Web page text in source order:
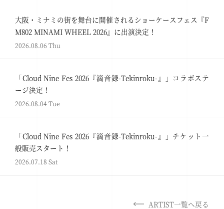
大阪・ミナミの街を舞台に開催されるショーケースフェス『F
M802 MINAMI WHEEL 2026』に出演決定！
2026.08.06 Thu
「Cloud Nine Fes 2026『滴音録-Tekinroku-』」コラボステ
ージ決定！
2026.08.04 Tue
「Cloud Nine Fes 2026『滴音録-Tekinroku-』」チケット一
般販売スタート！
2026.07.18 Sat
ARTIST一覧へ戻る